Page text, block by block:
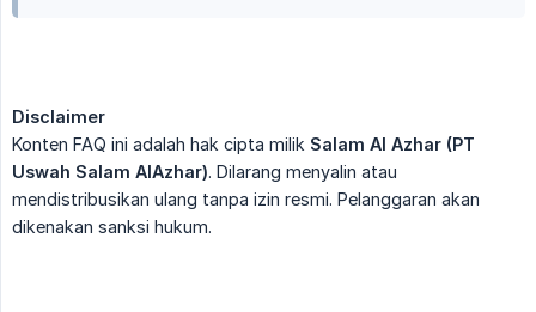
Disclaimer
Konten FAQ ini adalah hak cipta milik Salam Al Azhar (PT
Uswah Salam AlAzhar). Dilarang menyalin atau
mendistribusikan ulang tanpa izin resmi. Pelanggaran akan
dikenakan sanksi hukum.